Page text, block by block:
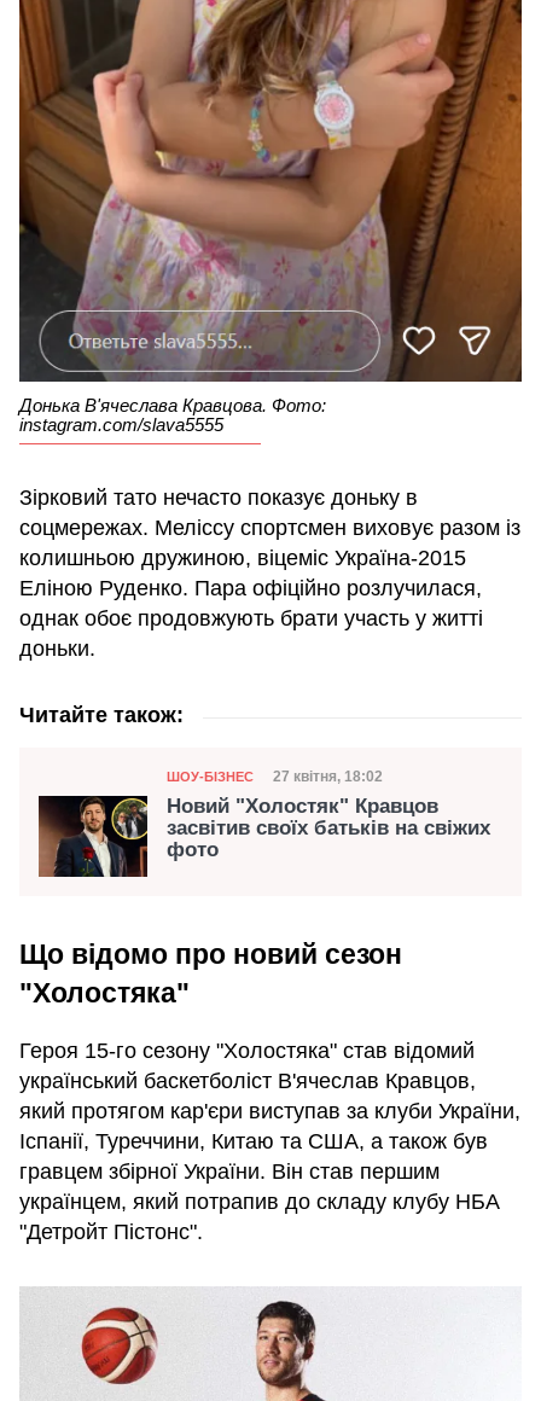
Донька В'ячеслава Кравцова. Фото:
instagram.com/slava5555
Зірковий тато нечасто показує доньку в
соцмережах. Меліссу спортсмен виховує разом із
колишньою дружиною, віцеміс Україна-2015
Еліною Руденко. Пара офіційно розлучилася,
однак обоє продовжують брати участь у житті
доньки.
Читайте також:
Категорія
ШОУ-БІЗНЕС Дата публікації
27 квітня, 18:02
Новий "Холостяк" Кравцов
засвітив своїх батьків на свіжих
фото
Що відомо про новий сезон
"Холостяка"
Героя 15-го сезону "Холостяка" став відомий
український баскетболіст В'ячеслав Кравцов,
який протягом кар'єри виступав за клуби України,
Іспанії, Туреччини, Китаю та США, а також був
гравцем збірної України. Він став першим
українцем, який потрапив до складу клубу НБА
"Детройт Пістонс".